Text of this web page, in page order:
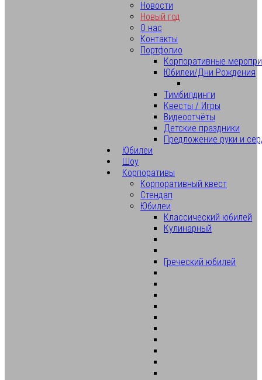
Новости
Новый год
О нас
Контакты
Портфолио
Корпоративные
Юбилеи/Дни Рождения
Тимбилдинги
Квесты / Игры
Видеоотчёты
Детские праздники
Предложение руки и
Юбилеи
Шоу
Корпоративы
Корпоративный квест
Стендап
Юбилеи
Классический юбилей
Кулинарный
Греческий юбилей